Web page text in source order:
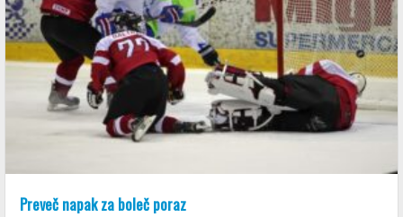
Preveč napak za boleč poraz